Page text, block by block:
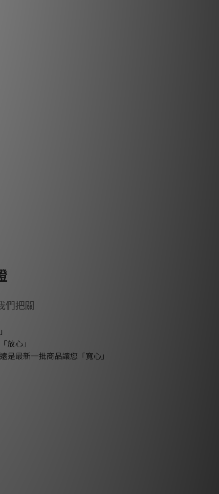
們把關
心」
最新一批商品讓您「寬心」